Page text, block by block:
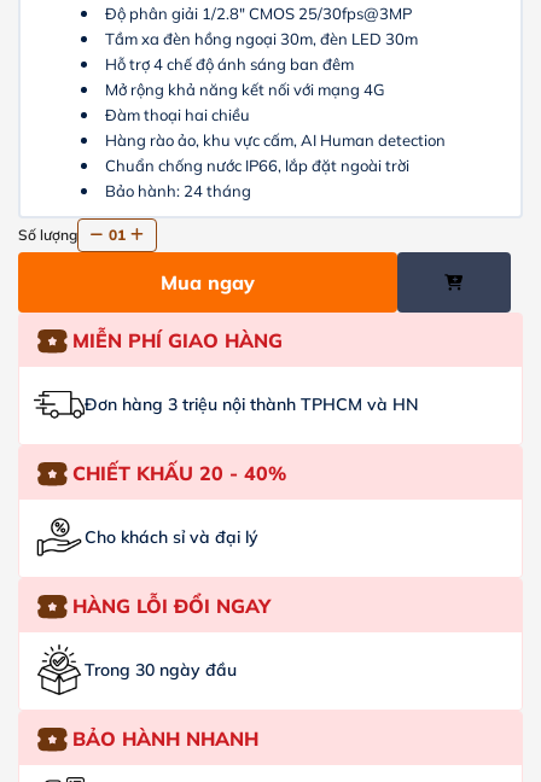
Độ phân giải 1/2.8″ CMOS 25/30fps@3MP
Tầm xa đèn hồng ngoại 30m, đèn LED 30m
Hỗ trợ 4 chế độ ánh sáng ban đêm
Mở rộng khả năng kết nối với mạng 4G
Đàm thoại hai chiều
Hàng rào ảo, khu vực cấm, AI Human detection
Chuẩn chống nước IP66, lắp đặt ngoài trời
Bảo hành: 24 tháng
Số lượng 01
Mua ngay
MIỄN PHÍ GIAO HÀNG
Đơn hàng 3 triệu nội thành TPHCM và HN
CHIẾT KHẤU 20 - 40%
Cho khách sỉ và đại lý
HÀNG LỖI ĐỔI NGAY
Trong 30 ngày đầu
BẢO HÀNH NHANH